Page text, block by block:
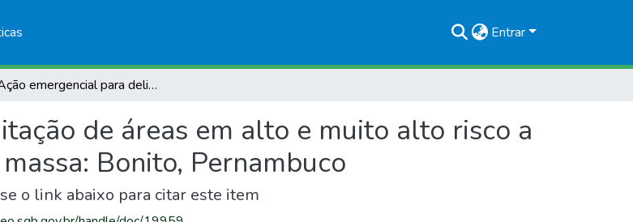
Entrar
Ação emergencial para delimitação de áreas em alto e muito alto risco a inundações e movimentos de massa: Bonito, Pernambuco
de áreas em alto e muito alto risco a
Bonito, Pernambuco
o link abaixo para citar este item